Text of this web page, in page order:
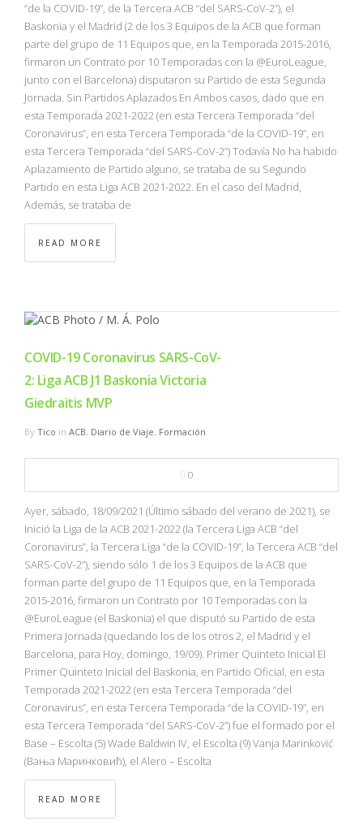
“de la COVID-19”, de la Tercera ACB “del SARS-CoV-2”), el
Baskonia y el Madrid (2 de los 3 Equipos de la ACB que forman
parte del grupo de 11 Equipos que, en la Temporada 2015-2016,
firmaron un Contrato por 10 Temporadas con la @EuroLeague,
junto con el Barcelona) disputaron su Partido de esta Segunda
Jornada. Sin Partidos Aplazados En Ambos casos, dado que en
esta Temporada 2021-2022 (en esta Tercera Temporada “del
Coronavirus”, en esta Tercera Temporada “de la COVID-19”, en
esta Tercera Temporada “del SARS-CoV-2”) Todavía No ha habido
Aplazamiento de Partido alguno, se trataba de su Segundo
Partido en esta Liga ACB 2021-2022. En el caso del Madrid,
Además, se trataba de
READ MORE
COVID-19 Coronavirus SARS-CoV-
2: Liga ACB J1 Baskonia Victoria
Giedraitis MVP
By Tico in ACB, Diario de Viaje, Formación
0
Ayer, sábado, 18/09/2021 (Último sábado del verano de 2021), se
Inició la Liga de la ACB 2021-2022 (la Tercera Liga ACB “del
Coronavirus”, la Tercera Liga “de la COVID-19”, la Tercera ACB “del
SARS-CoV-2”), siendo sólo 1 de los 3 Equipos de la ACB que
forman parte del grupo de 11 Equipos que, en la Temporada
2015-2016, firmaron un Contrato por 10 Temporadas con la
@EuroLeague (el Baskonia) el que disputó su Partido de esta
Primera Jornada (quedando los de los otros 2, el Madrid y el
Barcelona, para Hoy, domingo, 19/09). Primer Quinteto Inicial El
Primer Quinteto Inicial del Baskonia, en Partido Oficial, en esta
Temporada 2021-2022 (en esta Tercera Temporada “del
Coronavirus”, en esta Tercera Temporada “de la COVID-19”, en
esta Tercera Temporada “del SARS-CoV-2”) fue el formado por el
Base – Escolta (5) Wade Baldwin IV, el Escolta (9) Vanja Marinković
(Вања Маринковић), el Alero – Escolta
READ MORE